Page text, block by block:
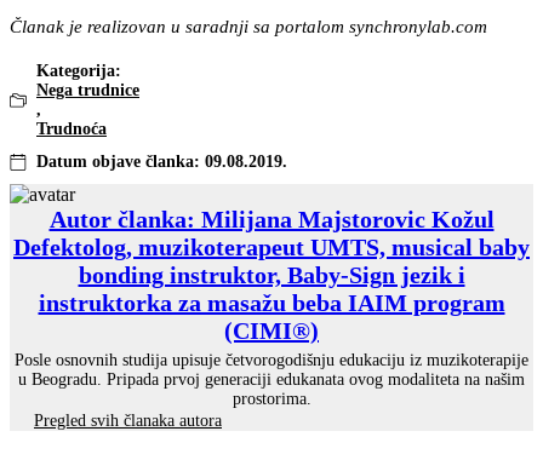
Članak je realizovan u saradnji sa portalom synchronylab.com
Kategorija:
Nega trudnice
,
Trudnoća
Datum objave članka: 09.08.2019.
Autor članka: Milijana Majstorovic Kožul
Defektolog, muzikoterapeut UMTS, musical baby
bonding instruktor, Baby-Sign jezik i
instruktorka za masažu beba IAIM program
(CIMI®)
Posle osnovnih studija upisuje četvorogodišnju edukaciju iz muzikoterapije
u Beogradu. Pripada prvoj generaciji edukanata ovog modaliteta na našim
prostorima.
Pregled svih članaka autora